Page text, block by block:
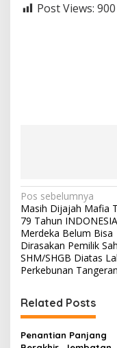
Post Views: 900
N
a
v
i
g
a
s
i
Pos sebelumnya
Masih Dijajah Mafia
79 Tahun INDONESIA
Merdeka Belum Bisa
Dirasakan Pemilik Sah
SHM/SHGB Diatas
Perkebunan
Related Posts
Penantian Panjang